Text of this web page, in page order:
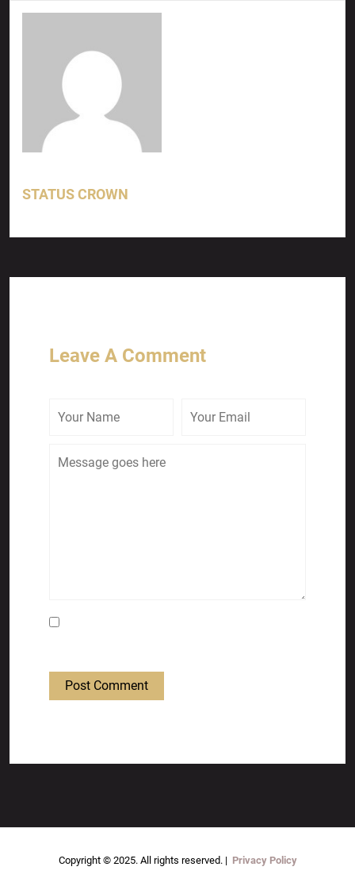
STATUS CROWN
Leave A Comment
Post Comment
Copyright © 2025. All rights reserved. | Privacy Policy